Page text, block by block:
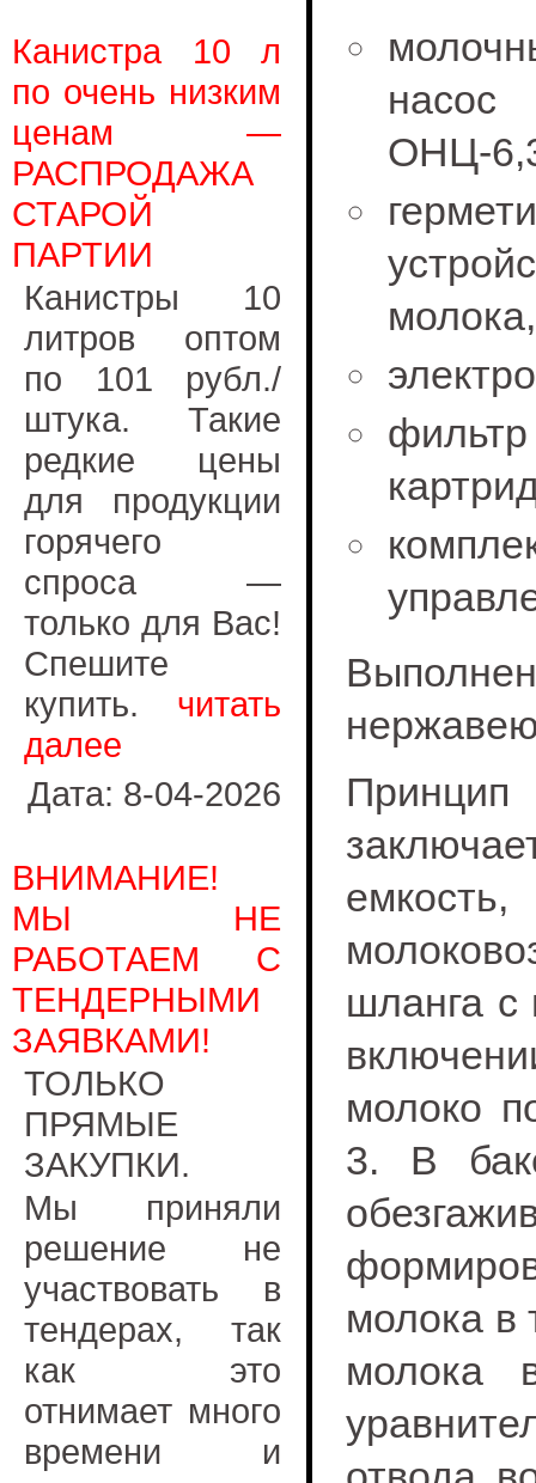
Канистра 10 л
по очень низким
ценам —
РАСПРОДАЖА
СТАРОЙ
ПАРТИИ
Канистры 10
литров оптом
по 101 рубл./
штука. Такие
редкие цены
для продукции
горячего
спроса —
только для Вас!
Спешите
купить. читать
далее
Дата: 8-04-2026
ВНИМАНИЕ!
МЫ НЕ
РАБОТАЕМ С
ТЕНДЕРНЫМИ
ЗАЯВКАМИ!
ТОЛЬКО
ПРЯМЫЕ
ЗАКУПКИ.
Мы приняли
решение не
участвовать в
тендерах, так
как это
отнимает много
времени и
ОНЦ-
молока,
шланга
молоко
3. В
молока в
молока